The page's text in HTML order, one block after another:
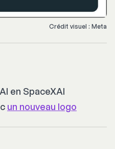
Crédit visuel : Meta
en SpaceXAI
un nouveau logo